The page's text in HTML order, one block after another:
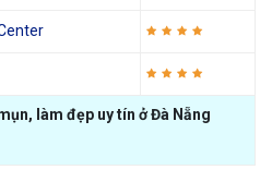
làm đẹp uy tín ở Đà Nẵng